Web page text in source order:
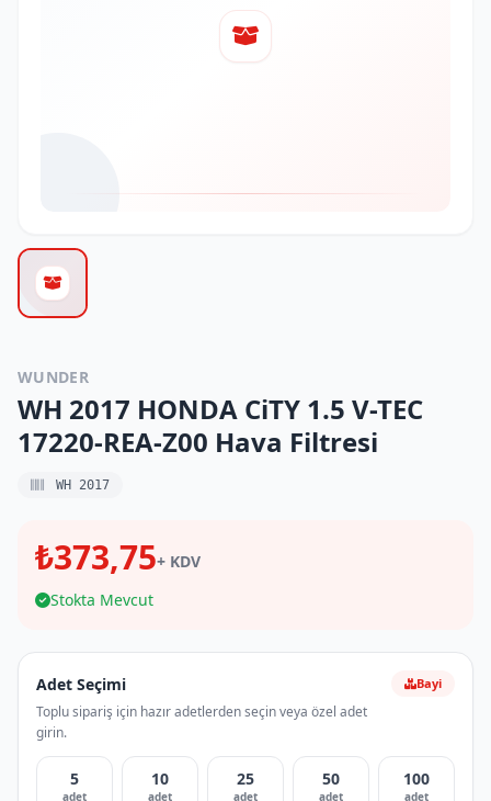
WUNDER
WH 2017 HONDA CiTY 1.5 V-TEC
17220-REA-Z00 Hava Filtresi
WH 2017
₺373,75+ KDV
Stokta Mevcut
Adet Seçimi
Toplu sipariş için hazır adetlerden seçin veya özel adet
girin.
Bayi
5
adet
10
adet
25
adet
50
adet
100
adet